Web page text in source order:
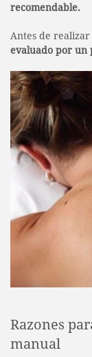
recomendable.
Antes de
evaluado por un
Razones
manual